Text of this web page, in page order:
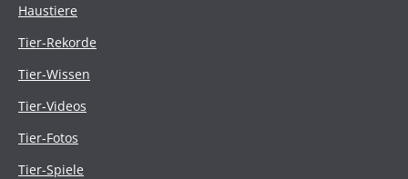
Haustiere
Tier-Rekorde
Tier-Wissen
Tier-Videos
Tier-Fotos
Tier-Spiele